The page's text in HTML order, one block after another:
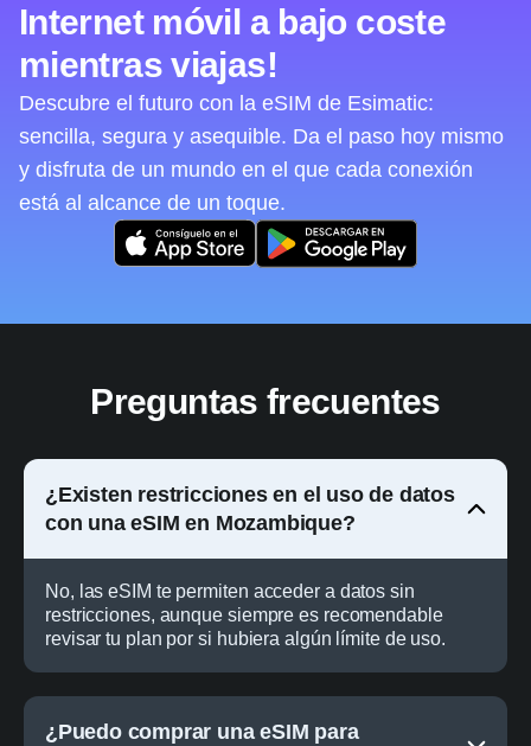
Internet móvil a bajo coste
mientras viajas!
Descubre el futuro con la eSIM de Esimatic:
sencilla, segura y asequible. Da el paso hoy mismo
y disfruta de un mundo en el que cada conexión
está al alcance de un toque.
Preguntas frecuentes
¿Existen restricciones en el uso de datos
con una eSIM en Mozambique?
No, las eSIM te permiten acceder a datos sin
restricciones, aunque siempre es recomendable
revisar tu plan por si hubiera algún límite de uso.
¿Puedo comprar una eSIM para